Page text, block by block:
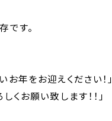
です。
お年をお迎えください！」
くお願い致します！！」